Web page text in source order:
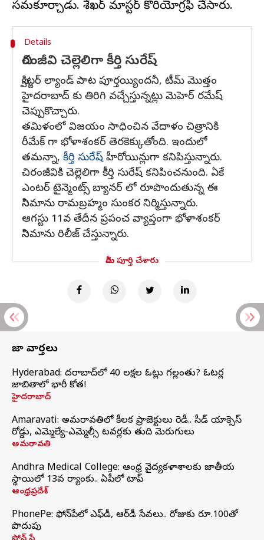
Details
చిరంజీవి చెల్లెలిగా కీర్తి సురేష్
స్విట్జర్ ల్యాండ్ పాట పూర్తయ్యిందనీ, టీమ్ మొత్తం
హైదరాబాద్ కు తిరిగి వచ్చేస్తున్నట్లు మెహెర్ రమేష్
చెప్పుకొచ్చారు.
తమిళంలో విజయం సాధించిన వేదాళం చిత్రానికి
రీమేక్ గా భోళాశంకర్ తెరకెక్కుతోంది. ఇందులో
తమన్నా, కీర్తి సురేష్హీరోయిన్లుగా కనిపిస్తున్నారు.
చిరంజీవికి చెల్లెలిగా కీర్తి సురేష్ కనిపించనుంది. ఏకే
ఎంటర్ టైన్మెంట్స్ బ్యానర్ లో రూపొందుతున్న ఈ
సినిమాను రామబ్రహ్మం సుంకర నిర్మిస్తున్నారు.
ఆగస్టు 11వ తేదీన ప్రపంచ వ్యాప్తంగా భోళాశంకర్
సినిమాను రిలీజ్ చేస్తున్నారు.
మీరు పూర్తి చేశారు
తాజా వార్తలు
Hyderabad: హైదరాబాద్‌లో 40 లక్షల ఓట్లు గల్లంతు? ఓటర్ల
జాబితాలో భారీ కోత!
హైదరాబాద్
Amaravati: అమరావతిలో కీలక ప్రాజెక్టులు రెడీ.. సీడ్‌ యాక్సెస్‌
రోడ్డు, ఎమ్మెల్యే-ఎమ్మెల్సీ టవర్లకు తుది మెరుగులు
అమరావతి
Andhra Medical College: ఆంధ్ర వైద్యకళాశాలకు జాతీయ
స్థాయిలో 13వ ర్యాంకు.. ఏపీలో టాప్
ఆంధ్రప్రదేశ్
PhonePe: ఫోన్‌పేలో ఎఫ్‌డీ, ఆర్‌డీ సేవలు.. రోజుకు రూ.100తో
పొదుపు